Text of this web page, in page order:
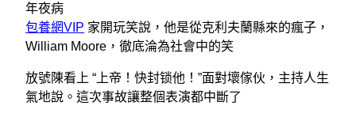
年夜病
包養網VIP 家開玩笑說，他是從克利夫蘭縣來的瘋子，
William Moore，徹底淪為社會中的笑
放號陳看上 “上帝！快封锁他！”面對壞傢伙，主持人生
氣地說。這次事故讓整個表演都中斷了